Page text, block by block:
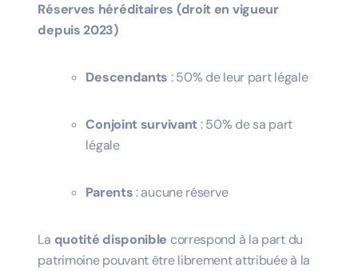
Réserves héréditaires (droit en vigueur
depuis 2023)
Descendants : 50% de leur part légale
Conjoint survivant: 50% de sa part
légale
Parents: aucune réserve
La quotité disponible correspond à la part du
patrimoine pouvant être librement attribuée à la